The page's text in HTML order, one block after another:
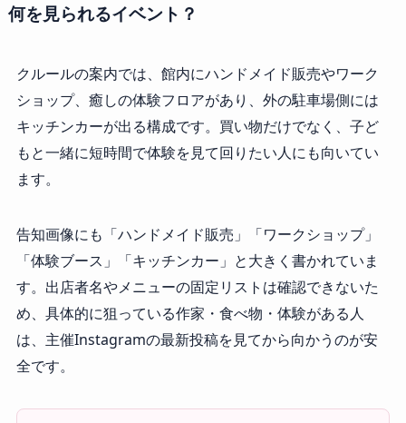
何を見られるイベント？
クルールの案内では、館内にハンドメイド販売やワーク
ショップ、癒しの体験フロアがあり、外の駐車場側には
キッチンカーが出る構成です。買い物だけでなく、子ど
もと一緒に短時間で体験を見て回りたい人にも向いてい
ます。
告知画像にも「ハンドメイド販売」「ワークショップ」
「体験ブース」「キッチンカー」と大きく書かれていま
す。出店者名やメニューの固定リストは確認できないた
め、具体的に狙っている作家・食べ物・体験がある人
は、主催Instagramの最新投稿を見てから向かうのが安
全です。